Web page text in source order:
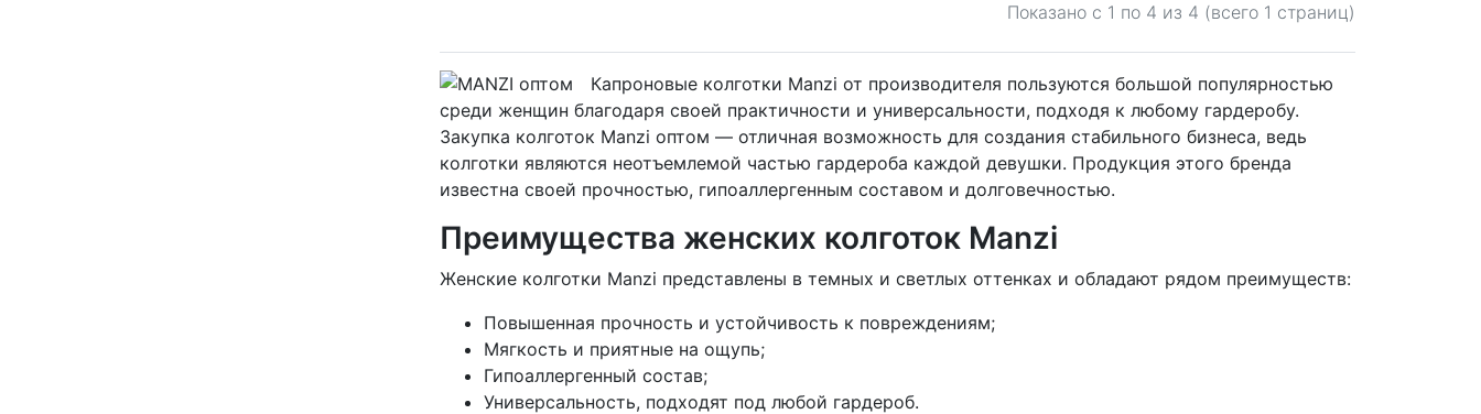
Показано с 1 по 4 из 4 (всего 1 страниц)
Капроновые колготки Manzi от производителя пользуются большой популярностью
среди женщин благодаря своей практичности и универсальности, подходя к любому гардеробу.
Закупка колготок Manzi оптом — отличная возможность для создания стабильного бизнеса, ведь
колготки являются неотъемлемой частью гардероба каждой девушки. Продукция этого бренда
известна своей прочностью, гипоаллергенным составом и долговечностью.
Преимущества женских колготок Manzi
Женские колготки Manzi представлены в темных и светлых оттенках и обладают рядом преимуществ:
Повышенная прочность и устойчивость к повреждениям;
Мягкость и приятные на ощупь;
Гипоаллергенный состав;
Универсальность, подходят под любой гардероб.